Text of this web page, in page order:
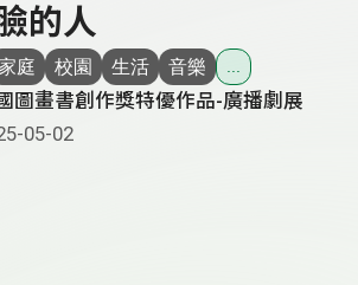
的人
家庭 校園 生活 音樂 ...
圖畫書創作獎特優作品-廣播劇展
05-02